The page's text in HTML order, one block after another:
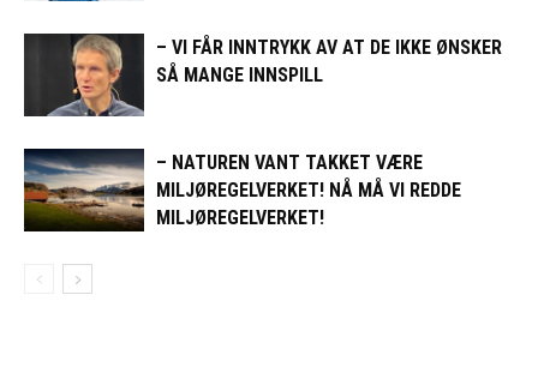
– VI FÅR INNTRYKK AV AT DE IKKE ØNSKER
SÅ MANGE INNSPILL
– NATUREN VANT TAKKET VÆRE
MILJØREGELVERKET! NÅ MÅ VI REDDE
MILJØREGELVERKET!